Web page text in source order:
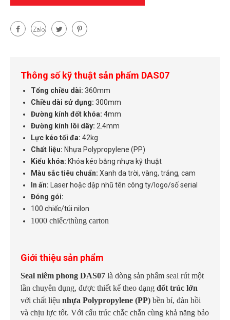
Thông số kỹ thuật sản phẩm DAS07
Tổng chiều dài: 360mm
Chiều dài sử dụng: 300mm
Đường kính đốt khóa: 4mm
Đường kính lõi dây: 2.4mm
Lực kéo tối đa: 42kg
Chất liệu: Nhựa Polypropylene (PP)
Kiểu khóa: Khóa kéo bằng nhựa kỹ thuật
Màu sắc tiêu chuẩn: Xanh da trời, vàng, trắng, cam
In ấn: Laser hoặc dập nhũ tên công ty/logo/số serial
Đóng gói:
100 chiếc/túi nilon
1000 chiếc/thùng carton
Giới thiệu sản phẩm
Seal niêm phong DAS07 là dòng sản phẩm seal rút một
lần chuyên dụng, được thiết kế theo dạng đốt trúc lớn
với chất liệu nhựa Polypropylene (PP) bền bỉ, đàn hồi
và chịu lực tốt. Với cấu trúc chắc chắn cùng khả năng bảo